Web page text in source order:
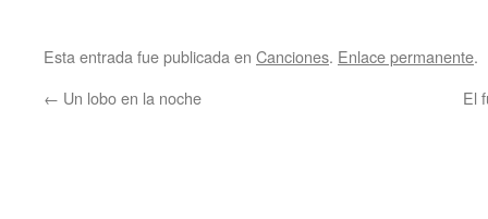
Esta entrada fue publicada en Canciones. Enlace permanente.
← Un lobo en la noche El